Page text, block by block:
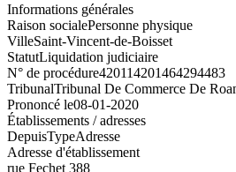
Informations générales
Raison socialePersonne physique
VilleSaint-Vincent-de-Boisset
StatutLiquidation judiciaire
N° de procédure420114201464294483
TribunalTribunal De Commerce De
Prononcé le08-01-2020
Établissements / adresses
DepuisTypeAdresse
Adresse d'établissement
rue Fechet 388